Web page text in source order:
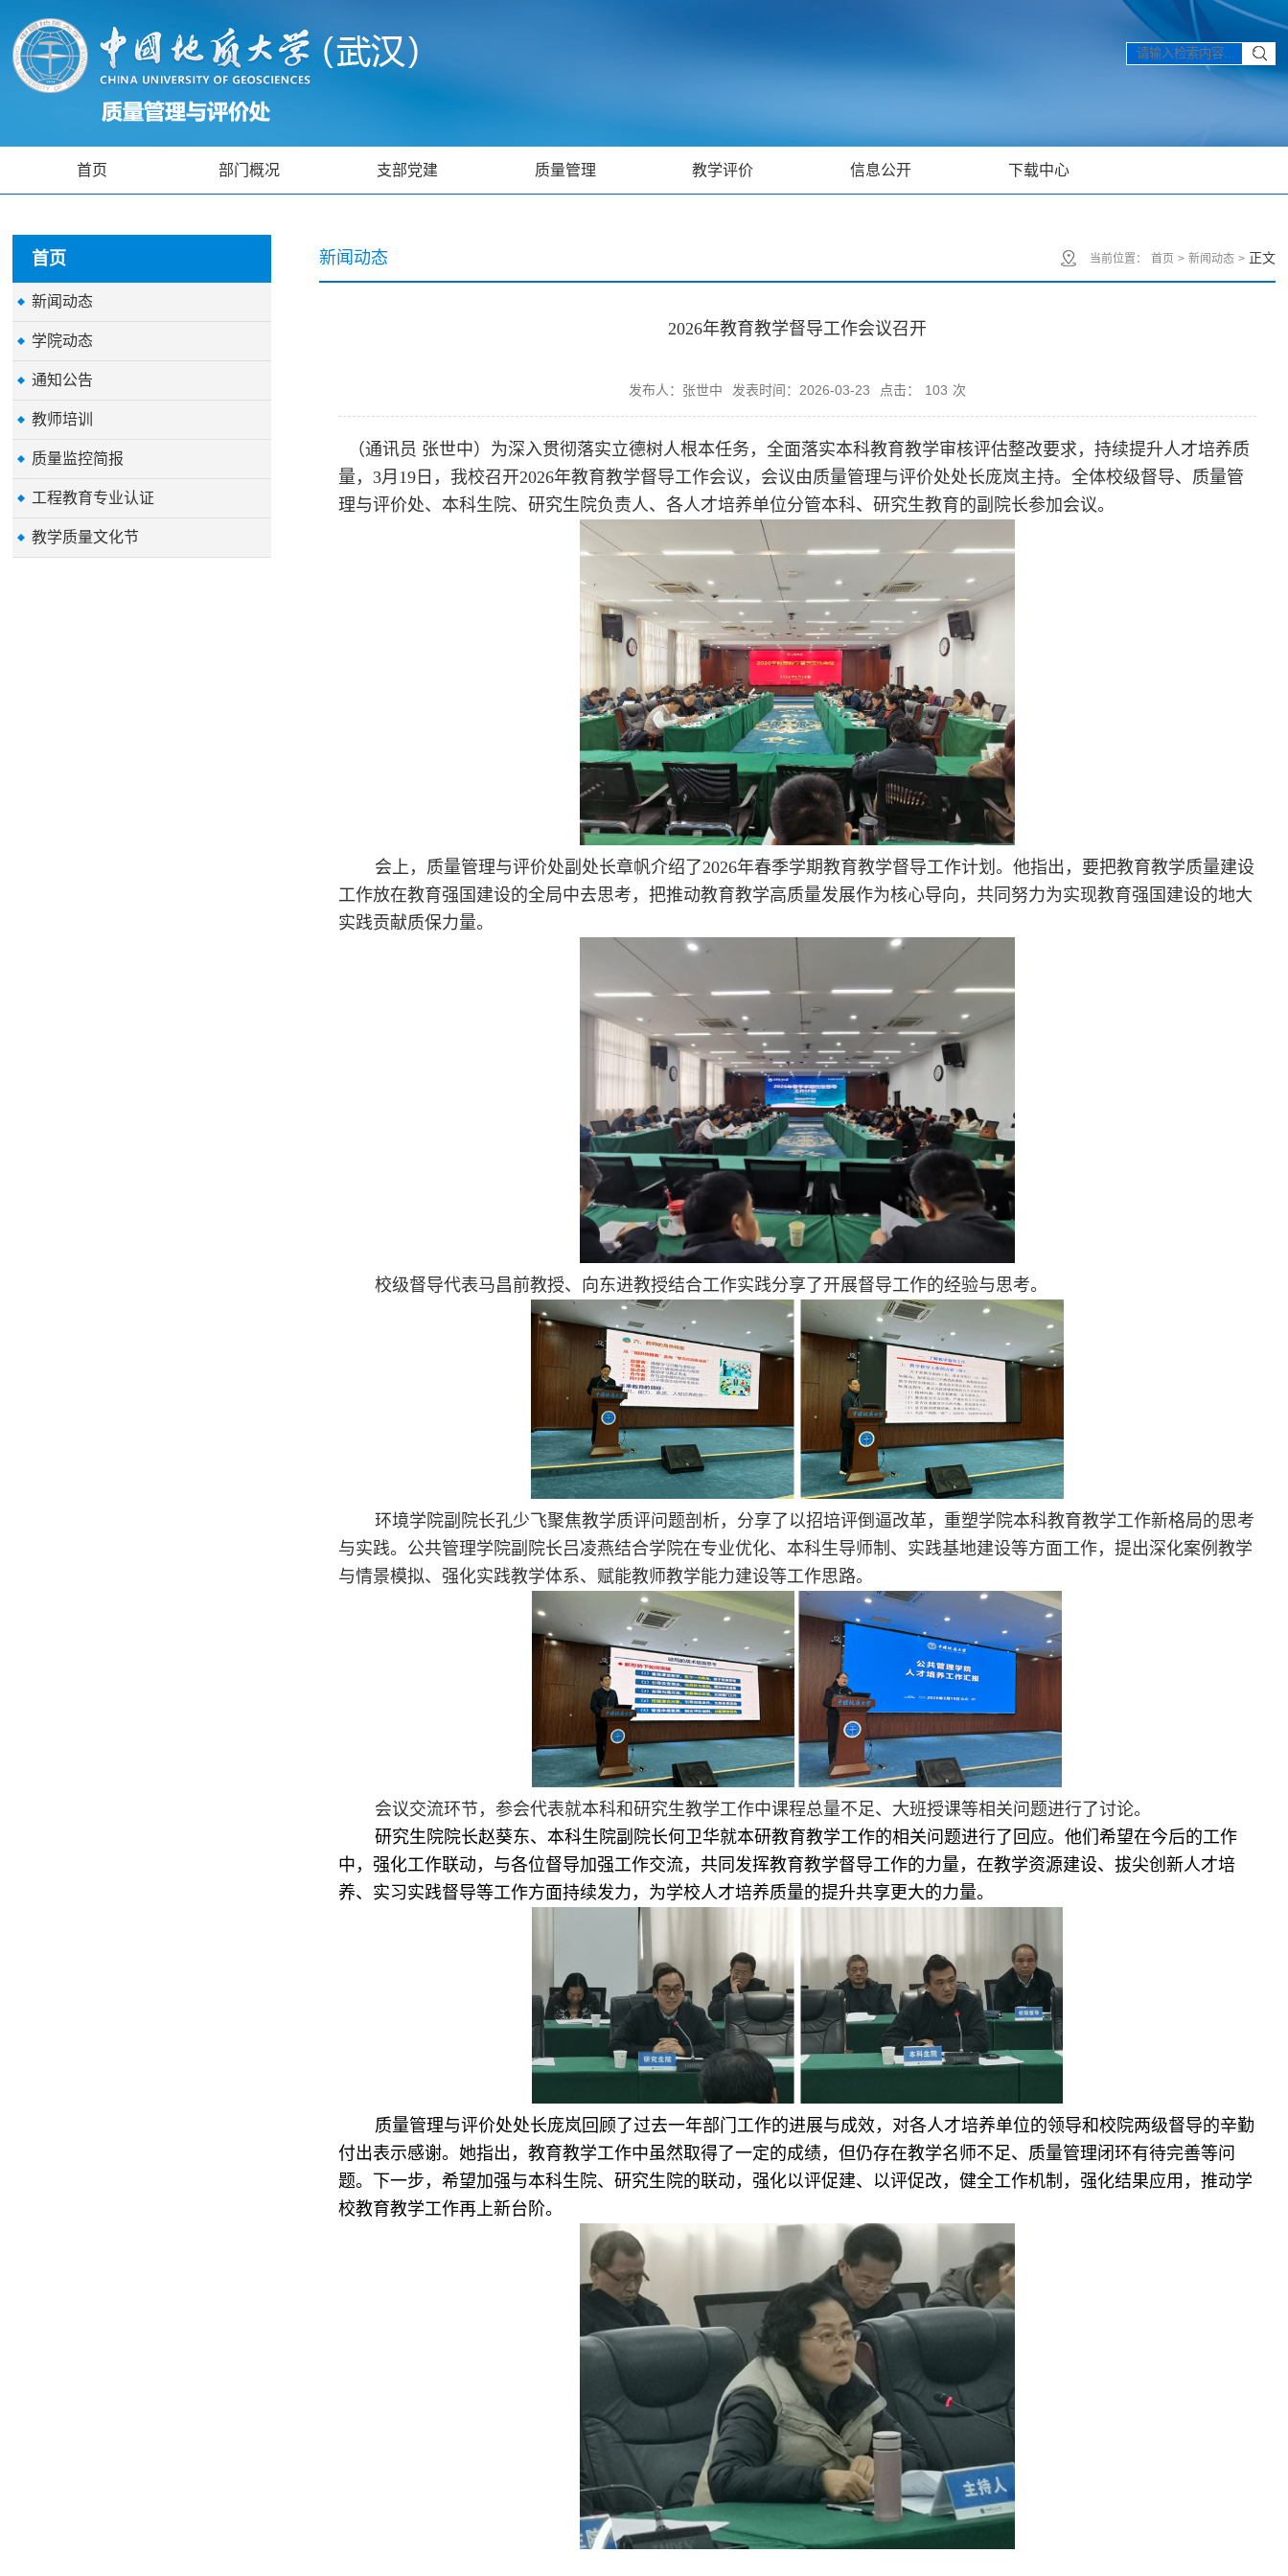
首页 部门概况 支部党建 质量管理 教学评价 信息公开 下载中心
首页
新闻动态
学院动态
通知公告
教师培训
质量监控简报
工程教育专业认证
教学质量文化节
新闻动态 当前位置： 首页 > 新闻动态 >正文
2026年教育教学督导工作会议召开
发布人：张世中 发表时间：2026-03-23 点击： 103 次
（通讯员 张世中）为深入贯彻落实立德树人根本任务，全面落实本科教育教学审核评估整改要求，持续提升人才培养质
量，3月19日，我校召开2026年教育教学督导工作会议，会议由质量管理与评价处处长庞岚主持。全体校级督导、质量管
理与评价处、本科生院、研究生院负责人、各人才培养单位分管本科、研究生教育的副院长参加会议。
会上，质量管理与评价处副处长章帆介绍了2026年春季学期教育教学督导工作计划。他指出，要把教育教学质量建设
工作放在教育强国建设的全局中去思考，把推动教育教学高质量发展作为核心导向，共同努力为实现教育强国建设的地大
实践贡献质保力量。
校级督导代表马昌前教授、向东进教授结合工作实践分享了开展督导工作的经验与思考。
环境学院副院长孔少飞聚焦教学质评问题剖析，分享了以招培评倒逼改革，重塑学院本科教育教学工作新格局的思考
与实践。公共管理学院副院长吕凌燕结合学院在专业优化、本科生导师制、实践基地建设等方面工作，提出深化案例教学
与情景模拟、强化实践教学体系、赋能教师教学能力建设等工作思路。
会议交流环节，参会代表就本科和研究生教学工作中课程总量不足、大班授课等相关问题进行了讨论。
研究生院院长赵葵东、本科生院副院长何卫华就本研教育教学工作的相关问题进行了回应。他们希望在今后的工作
中，强化工作联动，与各位督导加强工作交流，共同发挥教育教学督导工作的力量，在教学资源建设、拔尖创新人才培
养、实习实践督导等工作方面持续发力，为学校人才培养质量的提升共享更大的力量。
质量管理与评价处处长庞岚回顾了过去一年部门工作的进展与成效，对各人才培养单位的领导和校院两级督导的辛勤
付出表示感谢。她指出，教育教学工作中虽然取得了一定的成绩，但仍存在教学名师不足、质量管理闭环有待完善等问
题。下一步，希望加强与本科生院、研究生院的联动，强化以评促建、以评促改，健全工作机制，强化结果应用，推动学
校教育教学工作再上新台阶。